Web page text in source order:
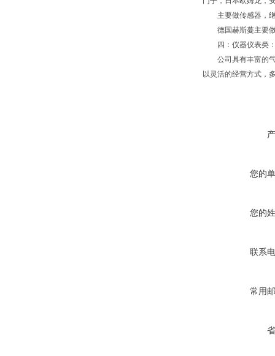
主要做传感器，继
德国赫斯蔓主要
四：仪器仪表类：
公司具有丰富的气
以灵活的经营方式，
您的
您的
联系
常用